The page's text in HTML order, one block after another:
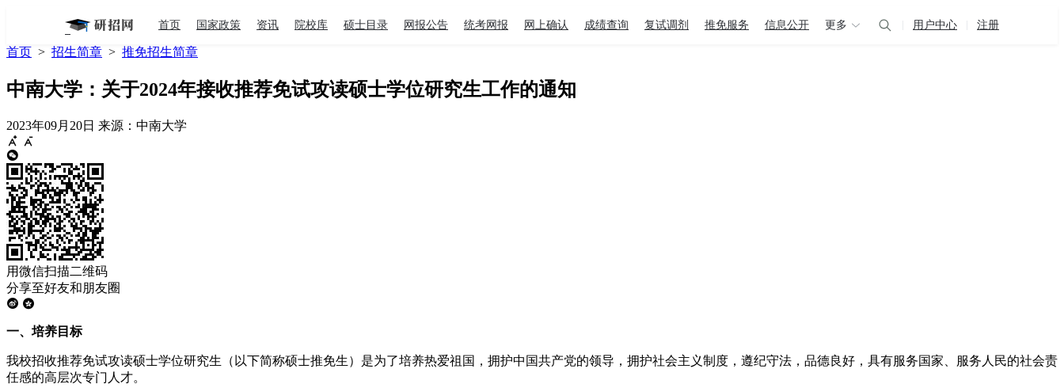
首页 国家政策 资讯 院校库 硕士目录 网报公告 统考网报 网上确认 成绩查询 复试调剂 推免服务 信息公开 更多 用户中心 注册
首页 > 招生简章 > 推免招生简章
中南大学：关于2024年接收推荐免试攻读硕士学位研究生工作的通知
2023年09月20日 来源：中南大学
用微信扫描二维码
分享至好友和朋友圈
一、培养目标
我校招收推荐免试攻读硕士学位研究生（以下简称硕士推免生）是为了培养热爱祖国，拥护中国共产党的领导，拥护社会主义制度，遵纪守法，品德良好，具有服务国家、服务人民的社会责
任感的高层次专门人才。